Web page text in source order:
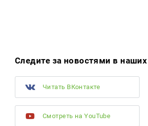
Следите за новостями в наших
Читать ВКонтакте
Смотреть на YouTube